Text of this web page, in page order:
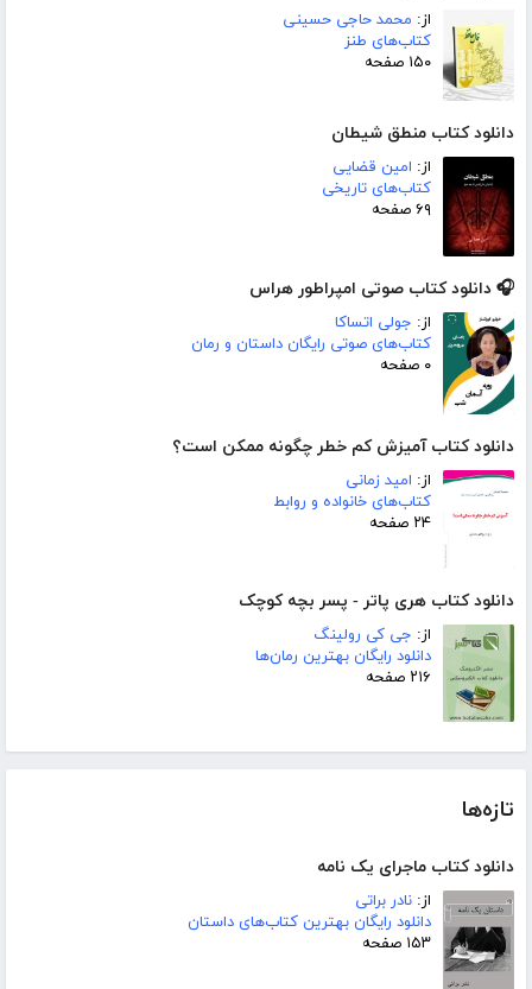
از: محمد حاجی حسینی
کتاب‌های طنز
۱۵۰ صفحه
دانلود کتاب منطق شیطان
از: امین قضایی
کتاب‌های تاریخی
۶۹ صفحه
🎧 دانلود کتاب صوتی امپراطور هراس
از: جولی اتساکا
کتاب‌های صوتی رایگان داستان و رمان
۰ صفحه
دانلود کتاب آمیزش کم خطر چگونه ممکن است؟
از: امید زمانی
کتاب‌های خانواده و روابط
۲۴ صفحه
دانلود کتاب هری پاتر - پسر بچه کوچک
از: جی کی رولینگ
دانلود رایگان بهترین رمان‌ها
۲۱۶ صفحه
تازه‌ها
دانلود کتاب ماجرای یک نامه
از: نادر براتی
دانلود رایگان بهترین کتاب‌های داستان
۱۵۳ صفحه